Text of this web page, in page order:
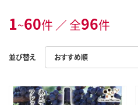
1~60件 ／ 全96件
並び替え